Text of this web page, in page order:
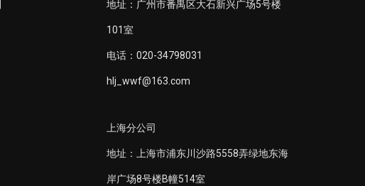
地址：广州市番禺区大石新兴广场5号楼
101室
电话：020-34798031
hlj_wwf@163.com
上海分公司
地址：上海市浦东川沙路5558弄绿地东海
岸广场8号楼B幢514室